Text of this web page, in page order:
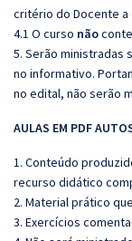
critério do Docente
4.1 O curso não
5. Serão ministradas
no informativo.
no edital, não serão
AULAS EM PDF
1. Conteúdo
recurso didático
2. Material prático
3. Exercícios